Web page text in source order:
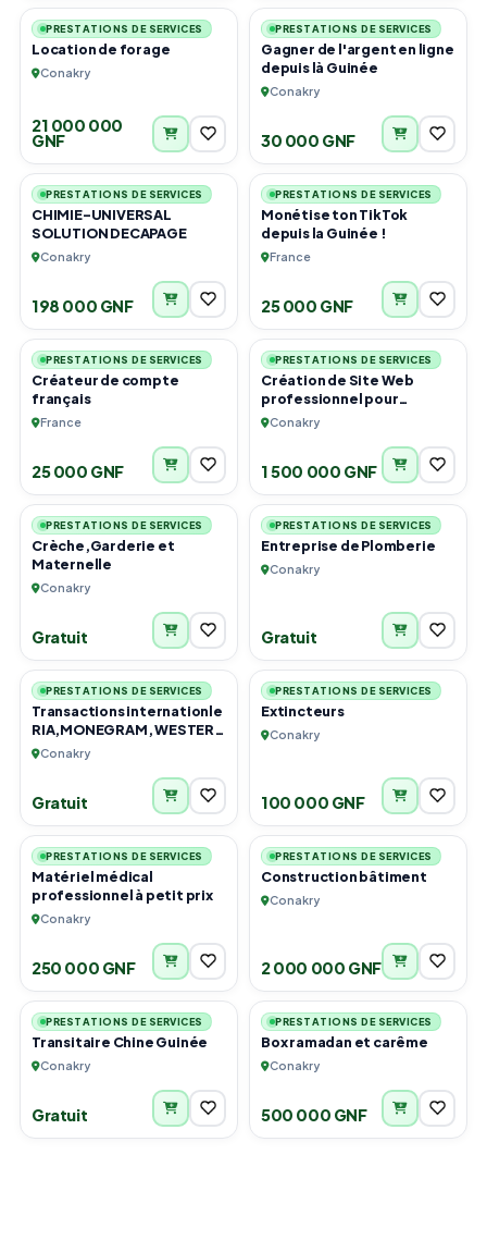
PRESTATIONS DE SERVICES
Location de forage
Conakry
21 000 000
GNF
PRESTATIONS DE SERVICES
Gagner de l'argent en ligne
depuis là Guinée
Conakry
30 000 GNF
3
PRESTATIONS DE SERVICES
CHIMIE-UNIVERSAL
SOLUTION DECAPAGE
Conakry
198 000 GNF
2
PRESTATIONS DE SERVICES
Monétise ton TikTok
depuis la Guinée !
France
25 000 GNF
1
PRESTATIONS DE SERVICES
Créateur de compte
français
France
25 000 GNF
6
PRESTATIONS DE SERVICES
Création de Site Web
professionnel pour
Restaurant et E-
Conakry
1 500 000 GNF
URGENT
5
PRESTATIONS DE SERVICES
Crèche,Garderie et
Maternelle
Conakry
Gratuit
6
PRESTATIONS DE SERVICES
Entreprise de Plomberie
Conakry
Gratuit
2
PRESTATIONS DE SERVICES
Transactions internationle
RIA,MONEGRAM, WESTER
UNION,BNB, YMO et
Conakry
Gratuit
1
PRESTATIONS DE SERVICES
Extincteurs
Conakry
100 000 GNF
2
PRESTATIONS DE SERVICES
Matériel médical
professionnel à petit prix
Conakry
250 000 GNF
2
PRESTATIONS DE SERVICES
Construction bâtiment
Conakry
2 000 000 GNF
4
PRESTATIONS DE SERVICES
Transitaire Chine Guinée
Conakry
Gratuit
5
PRESTATIONS DE SERVICES
Box ramadan et carême
Conakry
500 000 GNF